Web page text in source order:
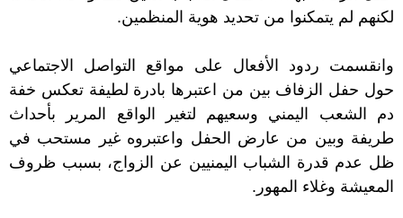
لكنهم لم يتمكنوا من تحديد هوية المنظمين.
وانقسمت ردود الأفعال على مواقع التواصل
الاجتماعي
حول حفل الزفاف بين من اعتبرها بادرة لطيفة تعكس خفة
دم الشعب اليمني وسعيهم لتغير الواقع المرير بأحداث
طريفة وبين من عارض الحفل واعتبروه غير مستحب في
ظل عدم قدرة الشباب اليمنيين عن الزواج، بسبب ظروف
المعيشة وغلاء المهور.